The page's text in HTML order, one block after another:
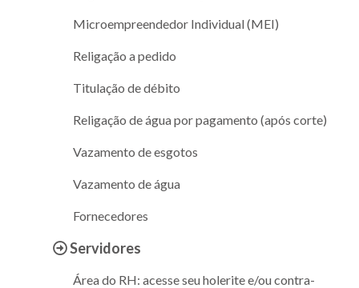
Microempreendedor Individual (MEI)
Religação a pedido
Titulação de débito
Religação de água por pagamento (após corte)
Vazamento de esgotos
Vazamento de água
Fornecedores
Servidores
Área do RH: acesse seu holerite e/ou contra-